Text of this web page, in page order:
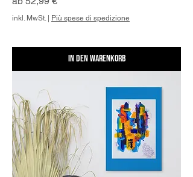
inkl. MwSt. | Più spese di spedizione
In den Warenkorb